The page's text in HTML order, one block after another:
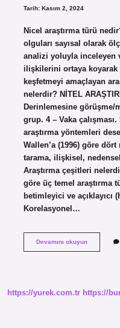
Tarih: Kasım 2, 2024
Nicel araştırma türü
olguları sayısal olarak
analizi yoluyla inceleyen
ilişkilerini ortaya koyarak
keşfetmeyi amaçlayan
nelerdir? NİTEL
Derinlemesine görüşme/
grup. 4 – Vaka
araştırma yöntemleri
Wallen’a (1996) göre
tarama, ilişkisel,
Araştırma çeşitleri
göre üç temel araştırma
betimleyici ve açıklayıcı
Korelasyonel…
Devamını okuyunNicel
https://yurek.com.tr https://